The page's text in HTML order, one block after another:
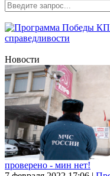
Новости
проверено - мин нет!